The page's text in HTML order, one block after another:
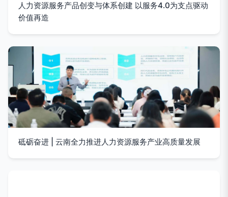
人力资源服务产品创变与体系创建 以服务4.0为支点驱动
价值再造
砥砺奋进 | 云南全力推进人力资源服务产业高质量发展